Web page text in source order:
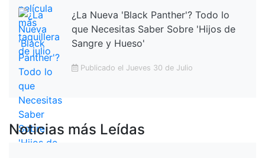
¿La Nueva 'Black Panther'? Todo lo
que Necesitas Saber Sobre 'Hijos de
Sangre y Hueso'
Publicado el Jueves 30 de Julio
Noticias más Leídas